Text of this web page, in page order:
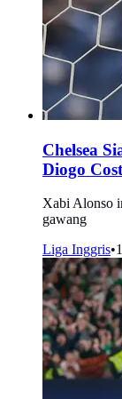
Chelsea
Diogo
Xabi Alonso
gawang
Liga Inggris•